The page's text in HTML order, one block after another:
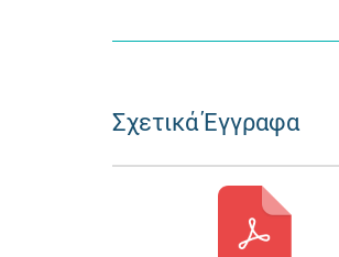
Σχετικά Έγγραφα